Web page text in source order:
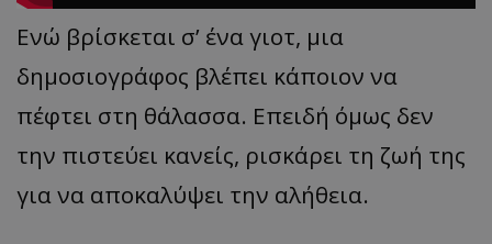
Ενώ βρίσκεται σ’ ένα γιοτ, μια
δημοσιογράφος βλέπει κάποιον να
πέφτει στη θάλασσα. Επειδή όμως δεν
την πιστεύει κανείς, ρισκάρει τη ζωή της
για να αποκαλύψει την αλήθεια.